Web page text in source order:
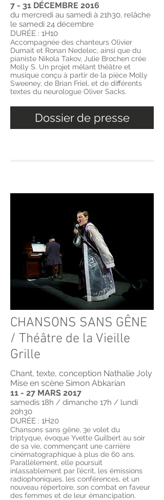
7 - 31 DÉCEMBRE 2016
du mercredi au samedi à 21h30, relâche
le samedi 24 décembre
DURÉE : 1H10
Accompagnée des chanteurs Olivier
Dumait et Ronan Nedelec, ainsi que du
pianiste Nikola Takov, Julie Brochen crée
Molly S. Un projet mêlant théâtre et
musique conçu à partir de la pièce Molly
Sweeney, de Brian Friel, et de différents
textes du neurologue Oliver Sacks.
Dossier de presse
CHANSONS SANS GÊNE
/ Théâtre de la Vieille
Grille
Chant, texte, conception Nathalie Joly
Mise en scène Simon Abkarian
11 - 27 MARS 2017
samedis 18h / dimanche 17h / lundi
20h30
DURÉE : 1H20
Chansons sans gêne, 3e volet du
triptyque, évoque Yvette Guilbert au soir
de sa vie, commençant une carrière
cinématographique à plus de 60 ans.
Parallèlement, elle poursuit
inlassablement par l’écrit, les émissions
radiophoniques, les conférences, et un
nouveau répertoire, son combat en faveur
des femmes et de leur émancipation.